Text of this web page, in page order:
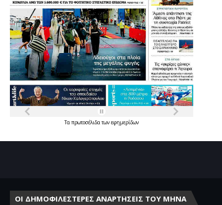
Τα πρωτοσέλιδατων εφημερίδων
ΟΙ ΔΗΜΟΦΙΛΕΣΤΕΡΕΣ ΑΝΑΡΤΗΣΕΙΣ ΤΟΥ ΜΗΝΑ